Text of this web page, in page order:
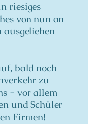
riesiges
von nun an
ausgeliehen
bald noch
zu
- vor allem
und Schüler
Firmen!